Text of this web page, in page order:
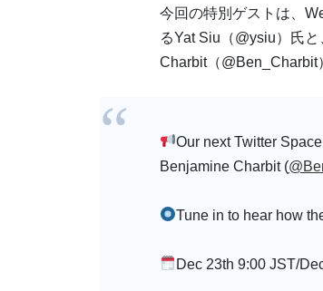
今回の特別ゲストは、
るYat Siu（@ysiu）氏
Charbit（@Ben_Charbit
Our next Twitter
Benjamine Charbit (
Tune in to hear how
Dec 23th 9:00 JST/